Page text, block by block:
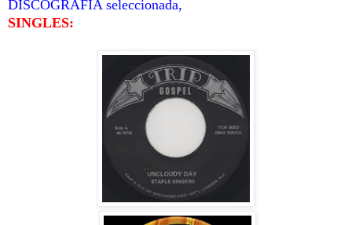
DISCOGRAFÍA seleccionada,
SINGLES: